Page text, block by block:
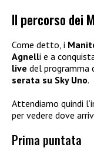
Il percorso dei
Come detto, i
Agnelli e a
live del programma
serata su Sky Uno.
Attendiamo quindi
per vedere dove
Prima puntata